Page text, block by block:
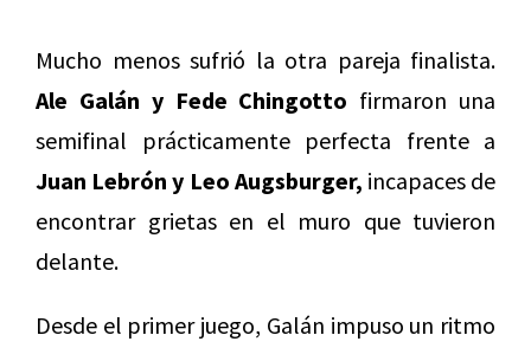
Mucho menos sufrió la otra pareja finalista.
Ale Galán y Fede Chingotto firmaron una
semifinal prácticamente perfecta frente a
Juan Lebrón y Leo Augsburger, incapaces de
encontrar grietas en el muro que tuvieron
delante.
Desde el primer juego, Galán impuso un ritmo